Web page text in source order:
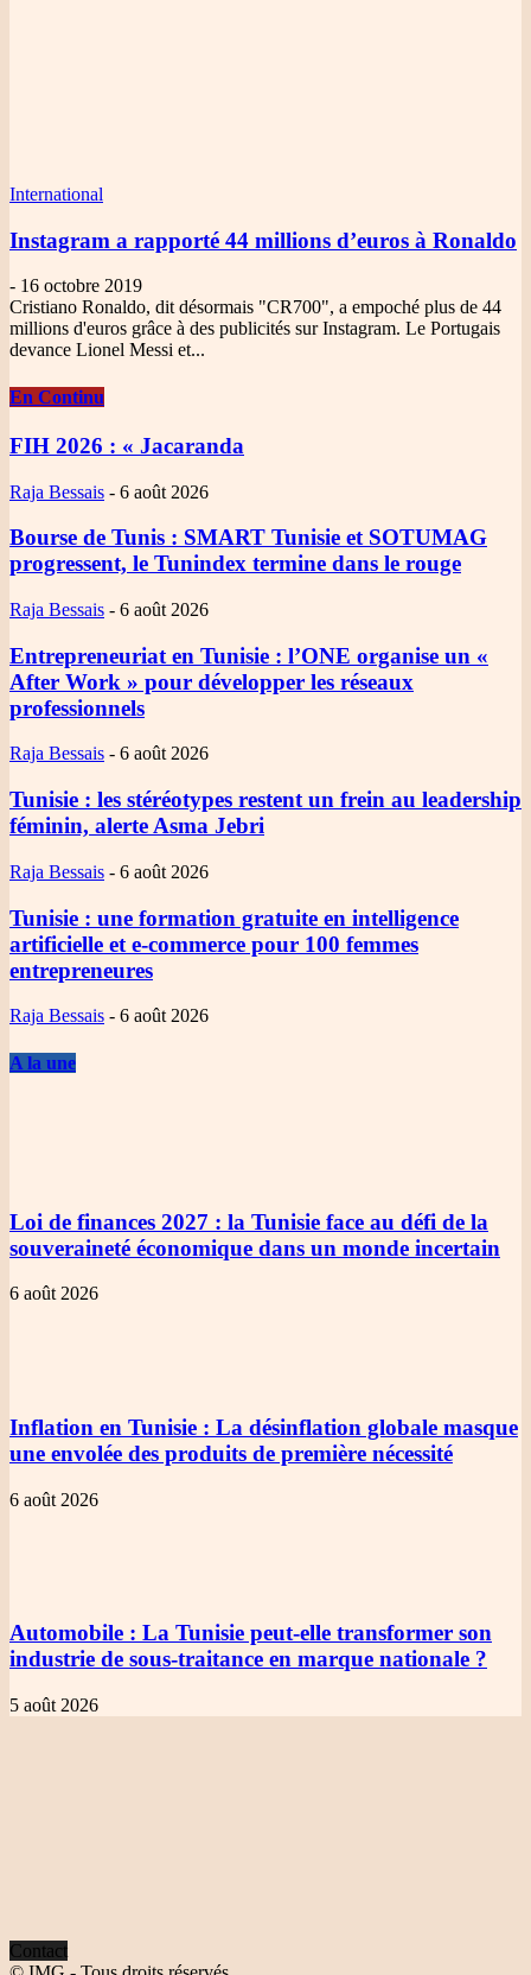
International
Instagram a rapporté 44 millions d’euros à Ronaldo
- 16 octobre 2019
Cristiano Ronaldo, dit désormais "CR700", a empoché plus de 44
millions d'euros grâce à des publicités sur Instagram. Le Portugais
devance Lionel Messi et...
En Continu
FIH 2026 : « Jacaranda
Raja Bessais - 6 août 2026
Bourse de Tunis : SMART Tunisie et SOTUMAG
progressent, le Tunindex termine dans le rouge
Raja Bessais - 6 août 2026
Entrepreneuriat en Tunisie : l’ONE organise un «
After Work » pour développer les réseaux
professionnels
Raja Bessais - 6 août 2026
Tunisie : les stéréotypes restent un frein au leadership
féminin, alerte Asma Jebri
Raja Bessais - 6 août 2026
Tunisie : une formation gratuite en intelligence
artificielle et e-commerce pour 100 femmes
entrepreneures
Raja Bessais - 6 août 2026
A la une
Loi de finances 2027 : la Tunisie face au défi de la
souveraineté économique dans un monde incertain
6 août 2026
Inflation en Tunisie : La désinflation globale masque
une envolée des produits de première nécessité
6 août 2026
Automobile : La Tunisie peut-elle transformer son
industrie de sous-traitance en marque nationale ?
5 août 2026
Contact